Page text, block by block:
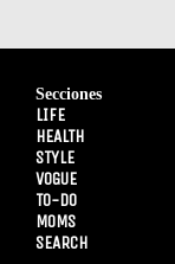
Secciones
LIFE
HEALTH
STYLE
VOGUE
TO-DO
MOMS
SEARCH